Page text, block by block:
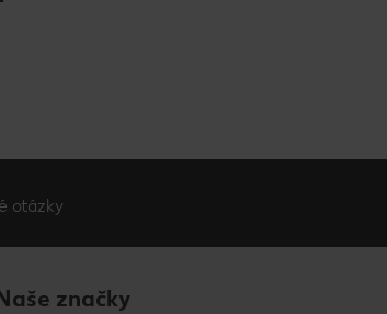
otázky
značky